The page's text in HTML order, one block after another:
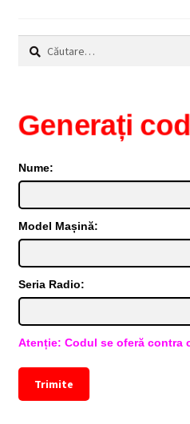
Caută
după:
Generați
Nume:
Model Mașină:
Seria Radio:
Atenție: Codul se oferă contra
Trimite